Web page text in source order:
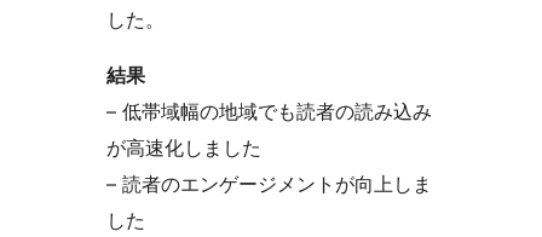
した。
結果
– 低帯域幅の地域でも読者の読み込み
が高速化しました
– 読者のエンゲージメントが向上しま
した